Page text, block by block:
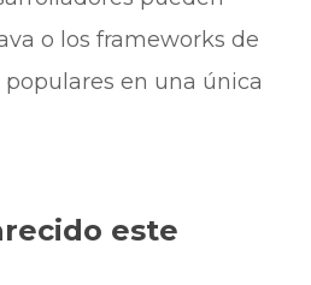
o los frameworks de
en una única
este